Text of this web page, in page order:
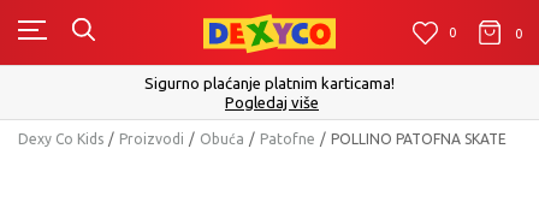
0 0
Sigurno plaćanje platnim karticama!
Pogledaj više
Dexy Co Kids Proizvodi Obuća Patofne POLLINO PATOFNA SKATE